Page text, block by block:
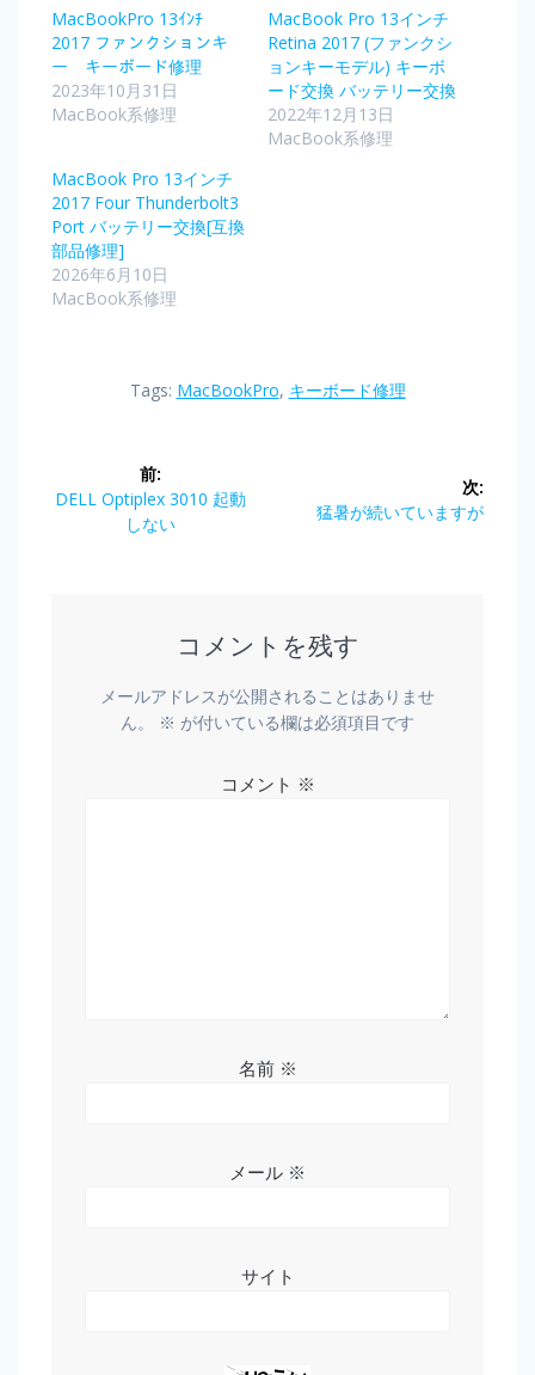
MacBookPro 13ｲﾝﾁ
2017 ファンクションキ
ー キーボード修理
2023年10月31日
MacBook系修理
MacBook Pro 13インチ
Retina 2017 (ファンクシ
ョンキーモデル) キーボ
ード交換 バッテリー交換
2022年12月13日
MacBook系修理
MacBook Pro 13インチ
2017 Four Thunderbolt3
Port バッテリー交換[互換
部品修理]
2026年6月10日
MacBook系修理
Tags: MacBookPro, キーボード修理
前:
DELL Optiplex 3010 起動
しない
次:
猛暑が続いていますが
コメントを残す
メールアドレスが公開されることはありませ
ん。
※ が付いている欄は必須項目です
コメント ※
名前 ※
メール ※
サイト